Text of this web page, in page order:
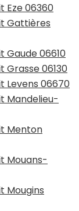
Eze 06360
Gattières
Gaude 06610
Grasse 06130
Levens 06670
Mandelieu-
Menton
Mouans-
Mougins